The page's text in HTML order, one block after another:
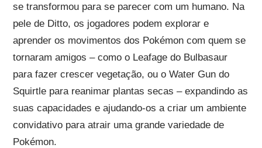
se transformou para se parecer com um humano. Na
pele de Ditto, os jogadores podem explorar e
aprender os movimentos dos Pokémon com quem se
tornaram amigos – como o Leafage do Bulbasaur
para fazer crescer vegetação, ou o Water Gun do
Squirtle para reanimar plantas secas – expandindo as
suas capacidades e ajudando-os a criar um ambiente
convidativo para atrair uma grande variedade de
Pokémon.